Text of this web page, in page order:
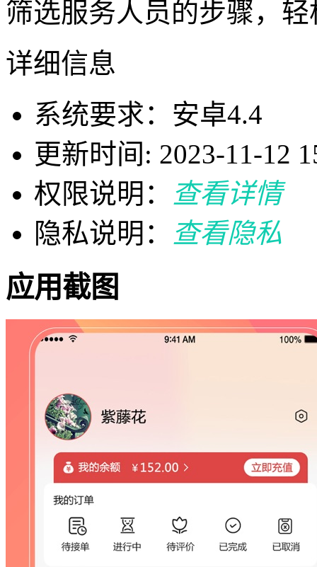
筛选服务人员的步骤，
详细信息
系统要求：安卓4.4
更新时间: 2023-11-12
权限说明：
查看详情
隐私说明：
查看隐私
应用截图